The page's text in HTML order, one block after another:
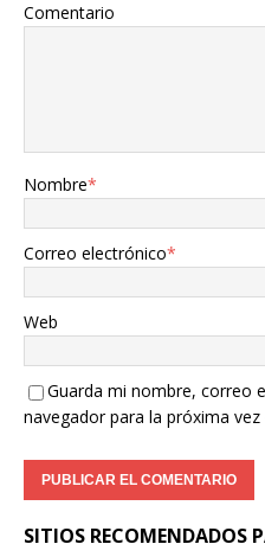
Comentario
Nombre*
Correo electrónico*
Web
Guarda mi nombre, correo
navegador para la próxima
SITIOS RECOMENDADOS